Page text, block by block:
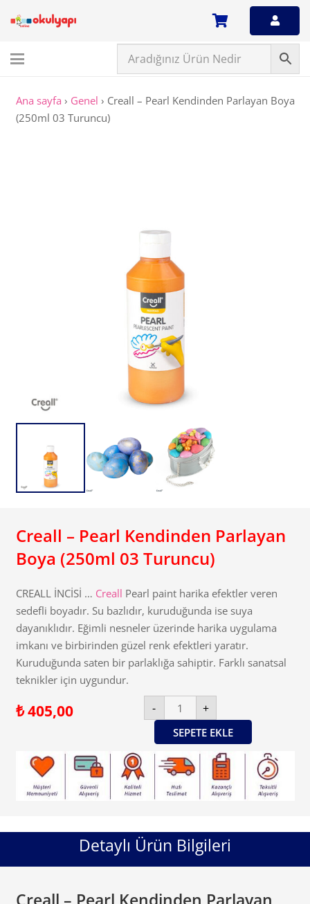
Ana sayfa › Genel › Creall – Pearl Kendinden Parlayan Boya
(250ml 03 Turuncu)
Creall – Pearl Kendinden Parlayan
Boya (250ml 03 Turuncu)
CREALL İNCİSİ … Creall Pearl paint harika efektler veren
sedefli boyadır. Su bazlıdır, kuruduğunda ise suya
dayanıklıdır. Eğimli nesneler üzerinde harika uygulama
imkanı ve birbirinden güzel renk efektleri yaratır.
Kuruduğunda saten bir parlaklığa sahiptir. Farklı sanatsal
teknikler için uygundur.
₺405,00 -
Creall
Pearl
Kendinden
Parlayan
(250ml
03
Turuncu)
adet
+
SEPETE EKLE
Detaylı Ürün Bilgileri